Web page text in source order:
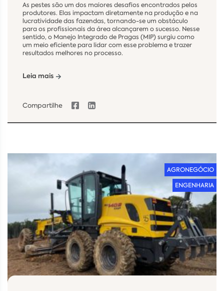
As pestes são um dos maiores desafios encontrados pelos
produtores. Elas impactam diretamente na produção e na
lucratividade das fazendas, tornando-se um obstáculo
para os profissionais da área alcançarem o sucesso. Nesse
sentido, o Manejo Integrado de Pragas (MIP) surgiu como
um meio eficiente para lidar com esse problema e trazer
resultados melhores no processo.
Leia mais
Compartilhe
AGRONEGÓCIO
ENGENHARIA